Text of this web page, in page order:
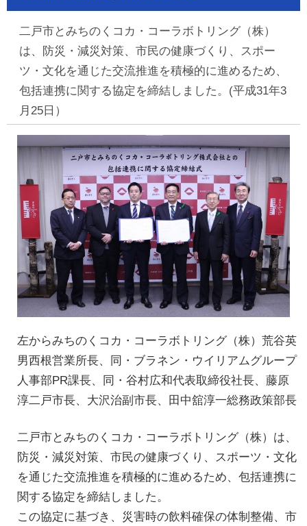
二戸市とみちのくコカ・コーラボトリング（株）
は、防災・減災対策、市民の健康づくり、スポー
ツ・文化を通じた交流推進を積極的に進めるため、
包括連携に関する協定を締結しました。(平成31年3
月25日）
左からみちのくコカ・コーラボトリング（株）荒谷英
男西根営業所長、同・ブラネン・ウイリアムグループ
人事部PR課長、同・谷村広和代表取締役社長、藤原
淳二戸市長、大沢治副市長、田中舘淳一総務政策部長
二戸市とみちのくコカ・コーラボトリング（株）は、
防災・減災対策、市民の健康づくり、スポーツ・文化
を通じた交流推進を積極的に進めるため、包括連携に
関する協定を締結しました。
この協定に基づき、災害時の飲料確保の体制整備、市